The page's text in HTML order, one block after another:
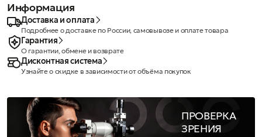
Информация
Доставка и оплата
Подробнее о доставке по России, самовывозе и оплате товара
Гарантия
О гарантии, обмене и возврате
Дисконтная система
Узнайте о скидке в зависимости от объёма покупок
ПРОВЕРКА
ЗРЕНИЯ